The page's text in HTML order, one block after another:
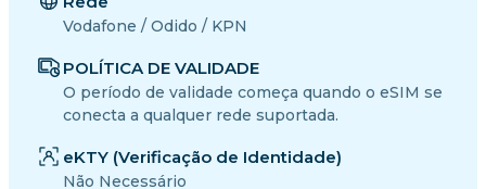
Vodafone / Odido / KPN
POLÍTICA DE VALIDADE
O período de validade começa quando o eSIM se
conecta a qualquer rede suportada.
eKTY (Verificação de Identidade)
Não Necessário